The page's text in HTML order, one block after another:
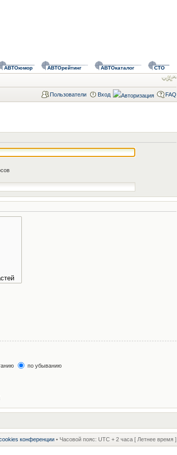
АВТОюмор АВТОрейтинг АВТОкаталог СТО
Пользователи Вход FAQ
по убыванию
конференции • Часовой пояс: UTC + 2 часа [ Летнее время ]